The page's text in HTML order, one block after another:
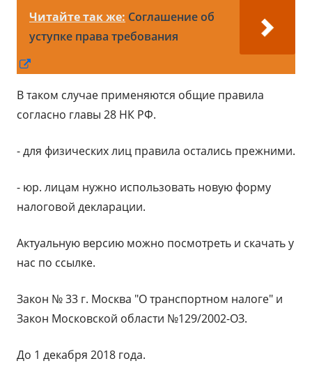
Читайте так же: Соглашение об
уступке права требования
новом
окне
В таком случае применяются общие правила
согласно главы 28 НК РФ.
- для физических лиц правила остались прежними.
- юр. лицам нужно использовать новую форму
налоговой декларации.
Актуальную версию можно посмотреть и скачать у
нас по ссылке.
Закон № 33 г. Москва "О транспортном налоге" и
Закон Московской области №129/2002-ОЗ.
До 1 декабря 2018 года.